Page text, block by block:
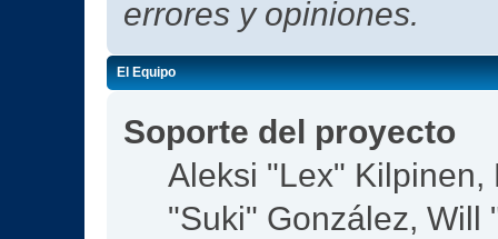
errores y opiniones.
El Equipo
Soporte del proyecto
Aleksi "Lex"
"Suki" González, Will